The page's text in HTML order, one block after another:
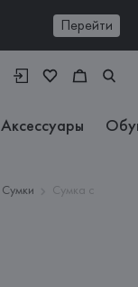
Перейти
Аксессуары
Сумки
Сумка с